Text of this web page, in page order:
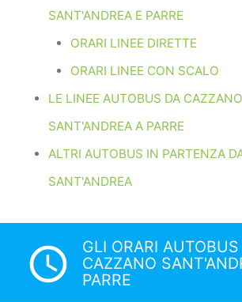
SANT'ANDREA E PARRE
ORARI LINEE DIRETTE
ORARI LINEE CON SCALO
LE LINEE AUTOBUS DA CAZZANO
SANT'ANDREA A PARRE
ALTRI AUTOBUS IN PARTENZA
SANT'ANDREA
access_time
GLI ORARI
CAZZANO
PARRE